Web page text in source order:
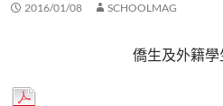
2016/01/08 SCHOOLMAG
僑生及外籍